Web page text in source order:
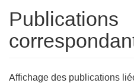
Publications
Affichage des publications